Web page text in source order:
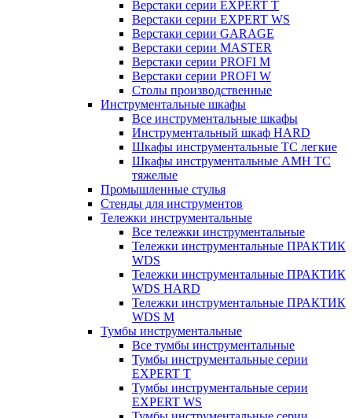
Верстаки серии EXPERT T
Верстаки серии EXPERT WS
Верстаки серии GARAGE
Верстаки серии MASTER
Верстаки серии PROFI M
Верстаки серии PROFI W
Столы производственные
Инструментальные шкафы
Все инструментальные шкафы
Инструментальный шкаф HARD
Шкафы инструментальные ТС легкие
Шкафы инструментальные AMH TC
тяжелые
Промышленные стулья
Стенды для инструментов
Тележки инструментальные
Все тележки инструментальные
Тележки инструментальные ПРАКТИК
WDS
Тележки инструментальные ПРАКТИК
WDS HARD
Тележки инструментальные ПРАКТИК
WDS M
Тумбы инструментальные
Все тумбы инструментальные
Тумбы инструментальные серии
EXPERT T
Тумбы инструментальные серии
EXPERT WS